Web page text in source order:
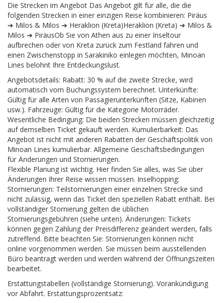
Die Strecken im Angebot Das Angebot gilt für alle, die die
folgenden Strecken in einer einzigen Reise kombinieren: Piräus
➔ Milos & Milos ➔ Heraklion (Kreta)Heraklion (Kreta) ➔ Milos &
Milos ➔ PiräusOb Sie von Athen aus zu einer Inseltour
aufbrechen oder von Kreta zurück zum Festland fahren und
einen Zwischenstopp in Sarakiniko einlegen möchten, Minoan
Lines belohnt Ihre Entdeckungslust.
Angebotsdetails: Rabatt: 30 % auf die zweite Strecke, wird
automatisch vom Buchungssystem berechnet. Unterkünfte:
Gültig für alle Arten von Passagierunterkünften (Sitze, Kabinen
usw.). Fahrzeuge: Gültig für die Kategorie Motorräder.
Wesentliche Bedingung: Die beiden Strecken müssen gleichzeitig
auf demselben Ticket gekauft werden. Kumulierbarkeit: Das
Angebot ist nicht mit anderen Rabatten der Geschäftspolitik von
Minoan Lines kumulierbar. Allgemeine Geschäftsbedingungen
für Änderungen und Stornierungen.
Flexible Planung ist wichtig. Hier finden Sie alles, was Sie über
Änderungen Ihrer Reise wissen müssen. Inselhopping:
Stornierungen: Teilstornierungen einer einzelnen Strecke sind
nicht zulässig, wenn das Ticket den speziellen Rabatt enthält. Bei
vollständiger Stornierung gelten die üblichen
Stornierungsgebühren (siehe unten). Änderungen: Tickets
können gegen Zahlung der Preisdifferenz geändert werden, falls
zutreffend. Bitte beachten Sie: Stornierungen können nicht
online vorgenommen werden. Sie müssen beim ausstellenden
Büro beantragt werden und werden während der Öffnungszeiten
bearbeitet.
Erstattungstabellen (vollständige Stornierung). Vorankündigung
vor Abfahrt. Erstattungsprozentsatz: